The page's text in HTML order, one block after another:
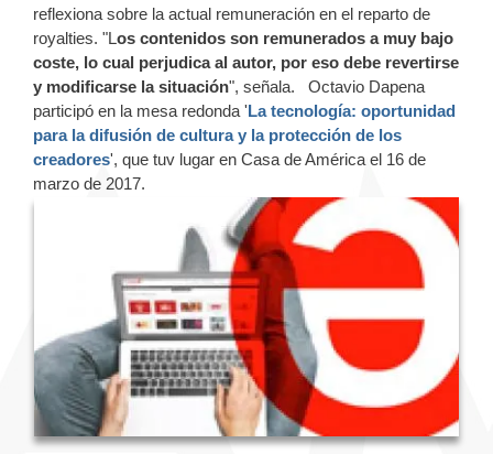
reflexiona sobre la actual remuneración en el reparto de
royalties. "Los contenidos son remunerados a muy bajo
coste, lo cual perjudica al autor, por eso debe revertirse
y modificarse la situación", señala. Octavio Dapena
participó en la mesa redonda 'La tecnología: oportunidad
para la difusión de cultura y la protección de los
creadores', que tuv lugar en Casa de América el 16 de
marzo de 2017.